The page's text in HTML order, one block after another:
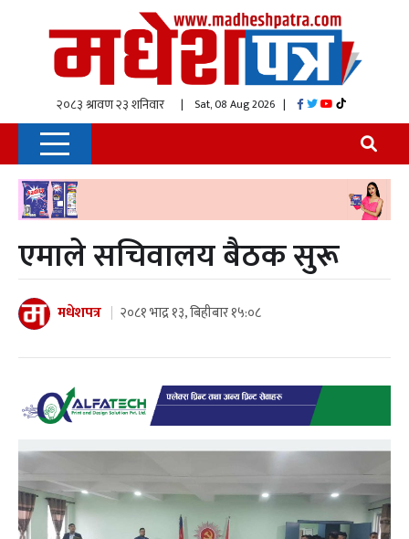
| Sat, 08 Aug 2026 |
एमाले सचिवालय बैठक सुरू
मधेशपत्र २०८१ भाद्र १३, बिहीबार १५:०८